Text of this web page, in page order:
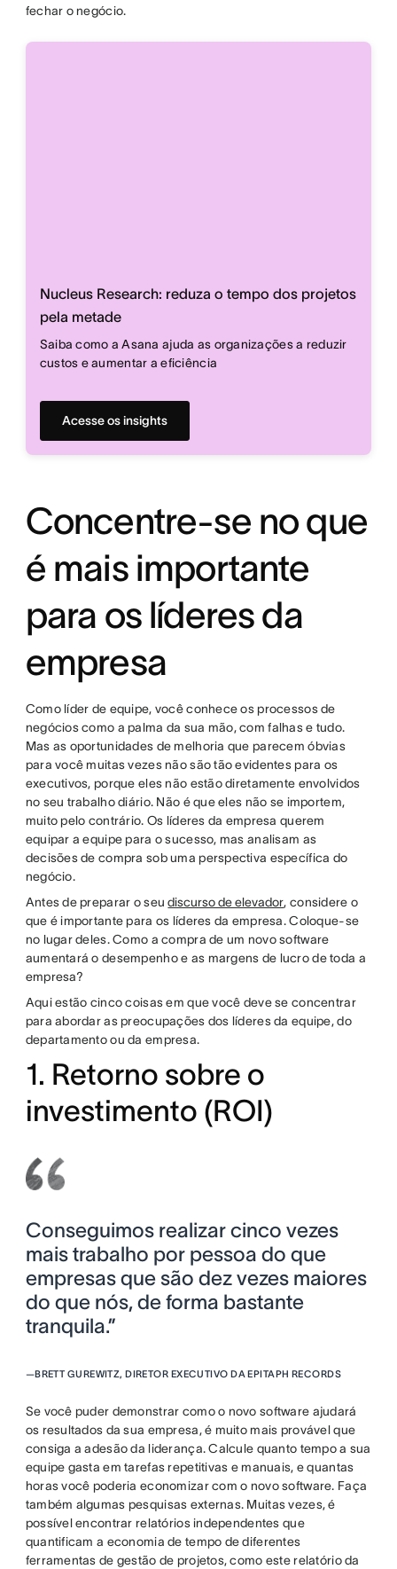
fechar o negócio.
Nucleus Research: reduza o tempo dos projetos
pela metade
Saiba como a Asana ajuda as organizações a reduzir
custos e aumentar a eficiência
Acesse os insights
Concentre-se no que
é mais importante
para os líderes da
empresa
Como líder de equipe, você conhece os processos de
negócios como a palma da sua mão, com falhas e tudo.
Mas as oportunidades de melhoria que parecem óbvias
para você muitas vezes não são tão evidentes para os
executivos, porque eles não estão diretamente envolvidos
no seu trabalho diário. Não é que eles não se importem,
muito pelo contrário. Os líderes da empresa querem
equipar a equipe para o sucesso, mas analisam as
decisões de compra sob uma perspectiva específica do
negócio.
Antes de preparar o seudiscurso de elevador, considere o
que é importante para os líderes da empresa. Coloque-se
no lugar deles. Como a compra de um novo software
aumentará o desempenho e as margens de lucro de toda a
empresa?
Aqui estão cinco coisas em que você deve se concentrar
para abordar as preocupações dos líderes da equipe, do
departamento ou da empresa.
1. Retorno sobre o
investimento (ROI)
Conseguimos realizar cinco vezes
mais trabalho por pessoa do que
empresas que são dez vezes maiores
do que nós, de forma bastante
tranquila.”
—BRETT GUREWITZ, DIRETOR EXECUTIVO DA EPITAPH RECORDS
Se você puder demonstrar como o novo software ajudará
os resultados da sua empresa, é muito mais provável que
consiga a adesão da liderança. Calcule quanto tempo a sua
equipe gasta em tarefas repetitivas e manuais, e quantas
horas você poderia economizar com o novo software. Faça
também algumas pesquisas externas. Muitas vezes, é
possível encontrar relatórios independentes que
quantificam a economia de tempo de diferentes
ferramentas de gestão de projetos, como este relatório da